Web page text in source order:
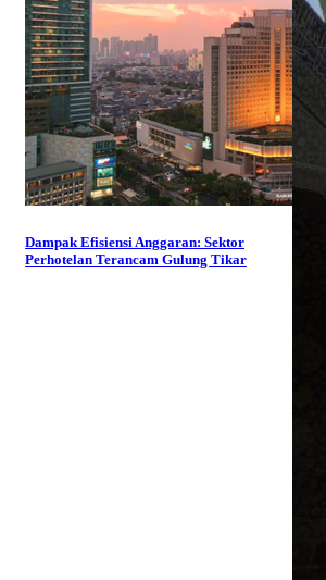
Dampak Efisiensi Anggaran: Sektor
Perhotelan Terancam Gulung Tikar